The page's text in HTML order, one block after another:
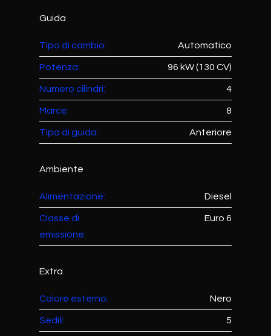
Guida
Tipo di cambio: Automatico
Potenza: 96 kW (130 CV)
Numero cilindri: 4
Marce: 8
Tipo di guida: Anteriore
Ambiente
Alimentazione: Diesel
Classe di
emissione:
Euro 6
Extra
Colore esterno: Nero
Sedili: 5